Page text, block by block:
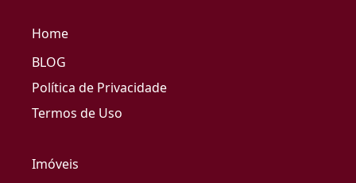
Home
BLOG
Política de Privacidade
Termos de Uso
Imóveis